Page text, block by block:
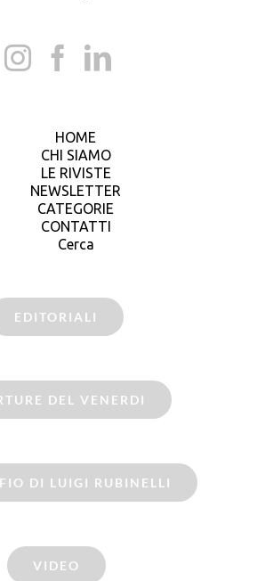
HOME
CHI SIAMO
LE RIVISTE
NEWSLETTER
CATEGORIE
CONTATTI
Cerca
EDITORIALI
DEL VENERDI
DI LUIGI RUBINELLI
VIDEO